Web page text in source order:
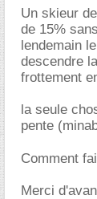
Un skieur
de 15%
lendemain
descendre
frottement
la seule
pente
Comment
Merci